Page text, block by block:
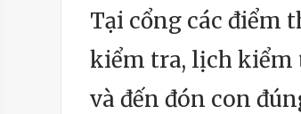
Tại cổng các điểm
kiểm tra, lịch kiểm
và đến đón con